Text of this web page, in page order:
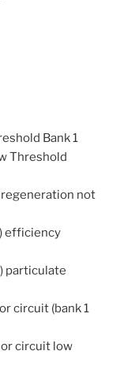
Bank 1
Threshold
regeneration not
efficiency
particulate
circuit (bank 1
circuit low